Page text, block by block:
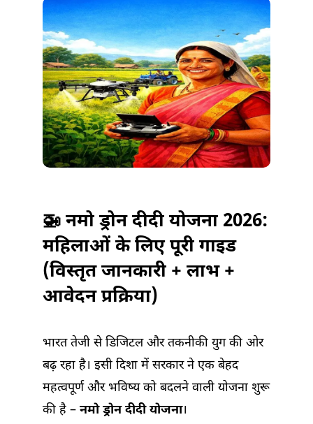
दीदी
योजना
2026
|
NAMO
DRONE
DIDI
YOJANA
में
🚁 नमो ड्रोन दीदी योजना 2026:
महिलाओं के लिए पूरी गाइड
(विस्तृत जानकारी + लाभ +
आवेदन प्रक्रिया)
भारत तेजी से डिजिटल और तकनीकी युग की ओर
बढ़ रहा है। इसी दिशा में सरकार ने एक बेहद
महत्वपूर्ण और भविष्य को बदलने वाली योजना शुरू
की है – नमो ड्रोन दीदी योजना।